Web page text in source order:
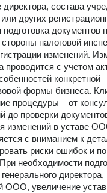
оснастку, которая
печатей требуется срочно
в таких ситуациях я тоже
что изготовление печатей
документов от
план выходит
себя бухгалтерское
календаре отчетности и
бухгалтерское
на штатном
услуги «бухгалтерское
и отвечаю на их
настроено правильно,
практически исчезает. Бывают
нужно закрыть, и здесь
чтобы ликвидация ИП
долги могут
состава
других
документов
налоговой
изменений.
проводится с учетом
конкретной
формы бизнеса.
процедуры – от
до проверки
изменений в уставе
с вниманием к
риски ошибок и
необходимости
ООО, увеличение